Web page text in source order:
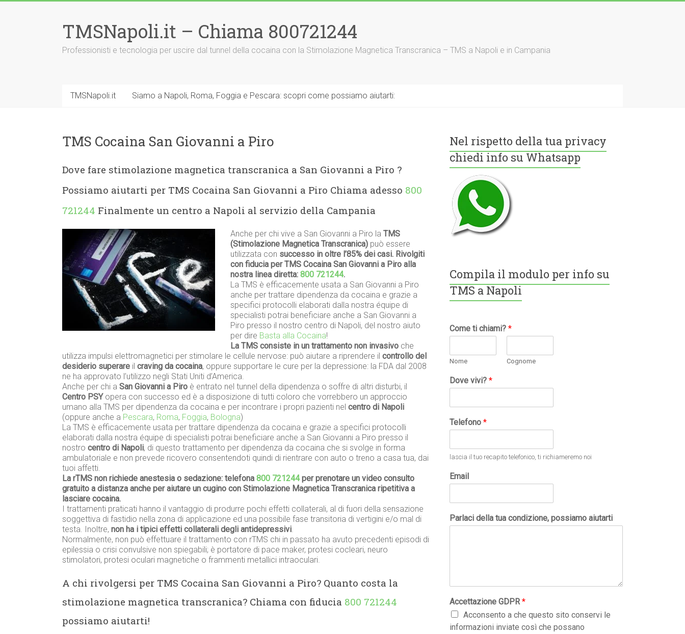
TMSNapoli.it – Chiama 800721244
Professionisti e tecnologia per uscire dal tunnel della cocaina con la Stimolazione Magnetica Transcranica – TMS a Napoli e in Campania
TMSNapoli.it Siamo a Napoli, Roma, Foggia e Pescara: scopri come possiamo aiutarti:
TMS Cocaina San Giovanni a Piro
Dove fare stimolazione magnetica transcranica a San Giovanni a Piro ?
Possiamo aiutarti per TMS Cocaina San Giovanni a Piro Chiama adesso 800
721244 Finalmente un centro a Napoli al servizio della Campania
Anche per chi vive a San Giovanni a Piro la TMS
(Stimolazione Magnetica Transcranica) può essere
utilizzata con successo in oltre l’85% dei casi. Rivolgiti
con fiducia per TMS Cocaina San Giovanni a Piro alla
nostra linea diretta: 800 721244.
La TMS è efficacemente usata a San Giovanni a Piro
anche per trattare dipendenza da cocaina e grazie a
specifici protocolli elaborati dalla nostra équipe di
specialisti potrai beneficiare anche a San Giovanni a
Piro presso il nostro centro di Napoli, del nostro aiuto
per dire Basta alla Cocaina!
La TMS consiste in un trattamento non invasivo che
utilizza impulsi elettromagnetici per stimolare le cellule nervose: può aiutare a riprendere il controllo del
desiderio superare il craving da cocaina, oppure supportare le cure per la depressione: la FDA dal 2008
ne ha approvato l’utilizzo negli Stati Uniti d’America.
Anche per chi a San Giovanni a Piro è entrato nel tunnel della dipendenza o soffre di altri disturbi, il
Centro PSYopera con successo ed è a disposizione di tutti coloro che vorrebbero un approccio
umano alla TMS per dipendenza da cocaina e per incontrare i propri pazienti nel centro di Napoli
(oppure anche a Pescara, Roma, Foggia, Bologna)
La TMS è efficacemente usata per trattare dipendenza da cocaina e grazie a specifici protocolli
elaborati dalla nostra équipe di specialisti potrai beneficiare anche a San Giovanni a Piro presso il
nostro centro di Napoli, di questo trattamento per dipendenza da cocaina che si svolge in forma
ambulatoriale e non prevede ricovero consentendoti quindi di rientrare con auto o treno a casa tua, dai
tuoi affetti.
La rTMS non richiede anestesia o sedazione: telefona 800 721244per prenotare un video consulto
gratuito a distanza anche per aiutare un cugino con Stimolazione Magnetica Transcranica ripetitiva a
lasciare cocaina.
I trattamenti praticati hanno il vantaggio di produrre pochi effetti collaterali, al di fuori della sensazione
soggettiva di fastidio nella zona di applicazione ed una possibile fase transitoria di vertigini e/o mal di
testa. Inoltre, non ha i tipici effetti collaterali degli antidepressivi.
Normalmente, non può effettuare il trattamento con rTMS chi in passato ha avuto precedenti episodi di
epilessia o crisi convulsive non spiegabili; è portatore di pace maker, protesi cocleari, neuro
stimolatori, protesi oculari magnetiche o frammenti metallici intraoculari.
A chi rivolgersi per TMS Cocaina San Giovanni a Piro? Quanto costa la
stimolazione magnetica transcranica? Chiama con fiducia 800 721244
possiamo aiutarti!
Nel rispetto della tua privacy
chiedi info su Whatsapp
Compila il modulo per info su
TMS a Napoli
Come ti chiami?*
Nome Cognome
Dove vivi?*
Telefono*
lascia il tuo recapito telefonico, ti richiameremo noi
Email
Parlaci della tua condizione, possiamo aiutarti
Accettazione GDPR*
Acconsento a che questo sito conservi le
informazioni inviate così che possano